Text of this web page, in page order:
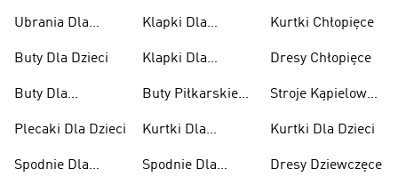
Ubrania Dla
Buty Dla Dzieci
Buty Dla
Plecaki Dla Dzieci
Spodnie Dla
Klapki Dla
Klapki Dla
Buty Piłkarskie
Kurtki Dla
Spodnie Dla
Kurtki Chłopięce
Dresy Chłopięce
Stroje Kąpielowe
Kurtki Dla Dzieci
Dresy Dziewczęce